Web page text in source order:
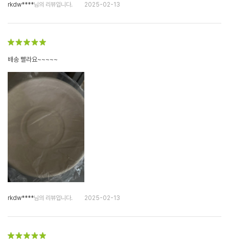
rkdw****님의 리뷰입니다. 2025-02-13
배송 빨라요~~~~~
rkdw****님의 리뷰입니다. 2025-02-13